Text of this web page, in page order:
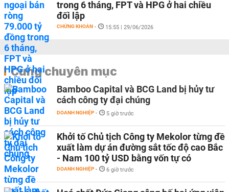
trong 6 tháng, FPT và HPG ở hai chiều
đối lập
CHỨNG KHOÁN - 15:55 | 29/06/2026
Cùng chuyên mục
Bamboo Capital và BCG Land bị hủy tư
cách công ty đại chúng
DOANH NGHIỆP - 5 giờ trước
Khởi tố Chủ tịch Công ty Mekolor từng đề
xuất làm dự án đường sắt tốc độ cao Bắc
- Nam 100 tỷ USD bằng vốn tự có
DOANH NGHIỆP - 6 giờ trước